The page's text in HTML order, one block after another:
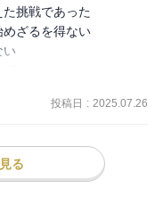
挑戦であった
ざるを得ない
い
盤の拡大・強化につな
張、覚悟である。そ
投稿日 : 2025.07.26
る